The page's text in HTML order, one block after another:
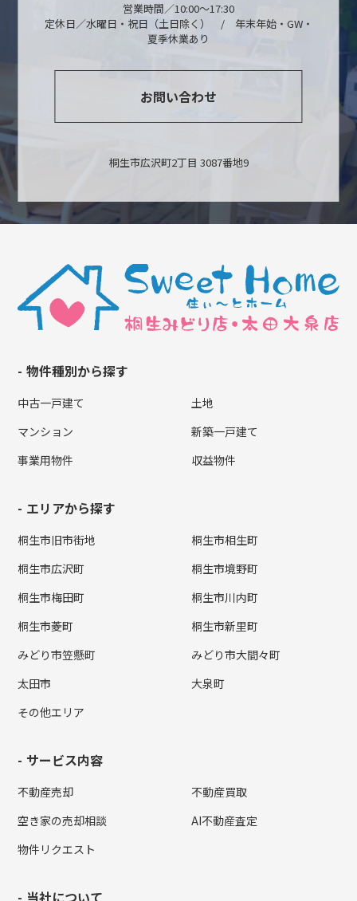
営業時間／10:00～17:30
定休日／水曜日・祝日（土日除く） / 年末年始・GW・
夏季休業あり
お問い合わせ
桐生市広沢町2丁目 3087番地9
物件種別から探す
中古一戸建て
土地
マンション
新築一戸建て
事業用物件
収益物件
エリアから探す
桐生市旧市街地
桐生市相生町
桐生市広沢町
桐生市境野町
桐生市梅田町
桐生市川内町
桐生市菱町
桐生市新里町
みどり市笠懸町
みどり市大間々町
太田市
大泉町
その他エリア
サービス内容
不動産売却
不動産買取
空き家の売却相談
AI不動産査定
物件リクエスト
当社について